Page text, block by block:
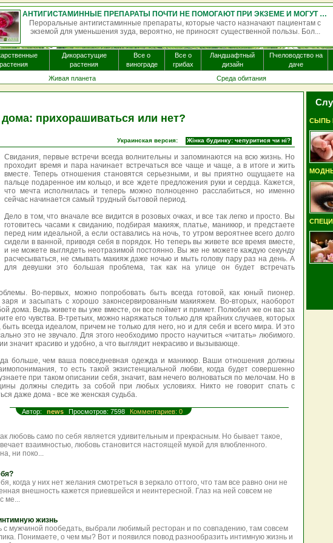
АНТИГИСТАМИННЫЕ ПРЕПАРАТЫ ПОЧТИ НЕ ПОМОГАЮТ ПРИ ЭКЗЕМЕ И МОГУТ ВЫЗЫВАТЬ ПОБОЧНЫЕ ЭФФЕКТЫ
препараты, которые часто назначают пациентам с
зуда, вероятно, не приносят существенной пользы. Бол...
растения
Дикорастущие
растения
Все о
винограде
Все о
грибах
Ландшафтный
дизайн
Пчеловодство на
даче
Живая планета Среда обитания
прихорашиваться или нет?
Украинская версия: Жінка будинку: чепуритися чи ні?
Свидания, первые встречи всегда волнительны и запоминаются на всю жизнь. Но
проходит время и пара начинает встречаться все чаще и чаще, а в итоге и жить
вместе. Теперь отношения становятся серьезными, и вы приятно ощущаете на
пальце подаренное им кольцо, и все ждете предложения руки и сердца. Кажется,
что мечта исполнилась и теперь можно полноценно расслабиться, но именно
сейчас начинается самый трудный бытовой период.
Дело в том, что вначале все видится в розовых очках, и все так легко и просто. Вы
готовитесь часами к свиданию, подбирая макияж, платье, маникюр, и предстаете
перед ним идеальной, а если оставались на ночь, то утром вероятнее всего долго
сидели в ванной, приводя себя в порядок. Но теперь вы живете все время вместе,
и не можете выглядеть неотразимой постоянно. Вы же не можете каждую секунду
расчесываться, не смывать макияж даже ночью и мыть голову пару раз на день. А
для девушки это большая проблема, так как на улице он будет встречать
Во-первых, можно попробовать быть всегда готовой, как юный пионер.
и засыпать с хорошо законсервированным макияжем. Во-вторых, наоборот
дома. Ведь живете вы уже вместе, он все поймет и примет. Полюбил же он вас за
его чувства. В-третьих, можно наряжаться только для крайних случаев, которых
всегда идеалом, причем не только для него, но и для себя и всего мира. И это
это не звучало. Для этого необходимо просто научиться «читать» любимого.
значит красиво и удобно, а что выглядит некрасиво и вызывающе.
больше, чем ваша повседневная одежда и маникюр. Ваши отношения должны
то есть такой экзистенциальной любви, когда будет совершенно
при таком описании себя, значит, вам нечего волноваться по мелочам. Но в
должны следить за собой при любых условиях. Никто не говорит спать с
даже дома - все же женская судьба.
Автор: news Просмотров: 7598 Комментариев: 0
любовь само по себя является удивительным и прекрасным. Но бывает такое,
взаимностью, любовь становится настоящей мукой для влюбленного.
ни поко...
когда у них нет желания смотреться в зеркало оттого, что там все равно они не
внешность кажется приевшейся и неинтересной. Глаз на ней совсем не
ме...
жизнь
с мужчиной пообедать, выбрали любимый ресторан и по совпадению, там совсем
Понимаете, о чем мы? Вот и появился повод разнообразить интимную жизнь и